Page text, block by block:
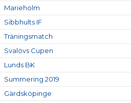
Marieholm
Sibbhults IF
Träningsmatch
Svalövs Cupen
Lunds BK
Summering 2019
Gärdsköpinge